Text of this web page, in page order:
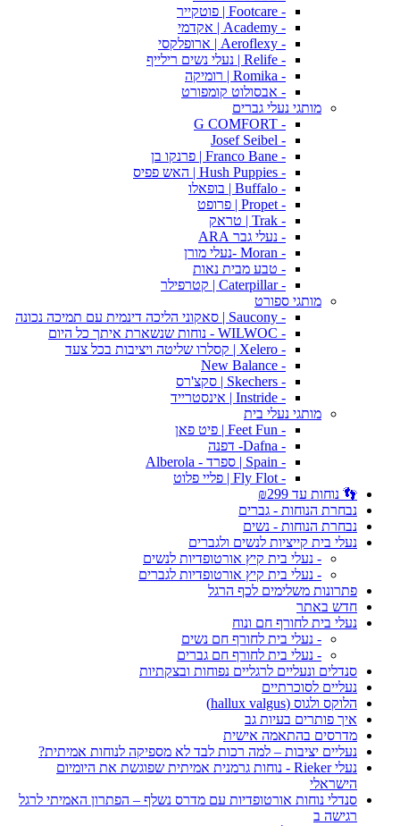
- Footcare | פוטקייר
- Academy | אקדמי
- Aeroflexy | ארופלקסי
- Relife | נעלי נשים רילייף
- Romika | רומיקה
- אבסולוט קומפורט
מותגי נעלי גברים
- G COMFORT
- Josef Seibel
- Franco Bane | פרנקו בן
- Hush Puppies | האש פפיס
- Buffalo | בופאלו
- Propet | פרופט
- Trak | טראק
- נעלי גבר ARA
- Moran -נעלי מורן
- טבע מבית נאות
- Caterpillar | קטרפילר
מותגי ספורט
- Saucony | סאקוני הליכה דינמית עם תמיכה נכונה
- WILWOC - נוחות שנשארת איתך כל היום
- Xelero | קסלרו שליטה ויציבות בכל צעד
- New Balance
- Skechers | סקצ'רס
- Instride | אינסטרייד
מותגי נעלי בית
- Feet Fun | פיט פאן
- Dafna- דפנה
- Spain | ספרד - Alberola
- Fly Flot | פליי פלוט
👣 נוחות עד ₪299
נבחרת הנוחות - גברים
נבחרת הנוחות - נשים
נעלי בית קייציות לנשים ולגברים
- נעלי בית קיץ אורטופדיות לנשים
- נעלי בית קיץ אורטופדיות לגברים
פתרונות משלימים לכף הרגל
חדש באתר
נעלי בית לחורף חם ונוח
- נעלי בית לחורף חם נשים
- נעלי בית לחורף חם גברים
סנדלים ונעליים לרגליים נפוחות ובצקתיות
נעליים לסוכרתיים
הלוקס ולגוס (hallux valgus)
איך פותרים בעיות גב
מדרסים בהתאמה אישית
נעליים יציבות – למה רכות לבד לא מספיקה לנוחות אמיתית?
נעלי Rieker - נוחות גרמנית אמיתית שפוגשת את היומיום
הישראלי
סנדלי נוחות אורטופדיות עם מדרס נשלף – הפתרון האמיתי לרגל
רגישה ב